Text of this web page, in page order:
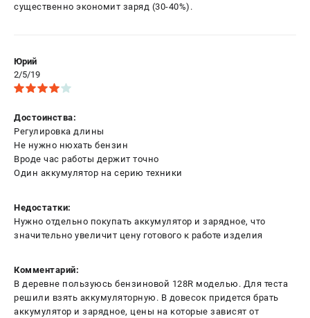
существенно экономит заряд (30-40%).
Юрий
2/5/19
Достоинства:
Регулировка длины
Не нужно нюхать бензин
Вроде час работы держит точно
Один аккумулятор на серию техники
Недостатки:
Нужно отдельно покупать аккумулятор и зарядное, что
значительно увеличит цену готового к работе изделия
Комментарий:
В деревне пользуюсь бензиновой 128R моделью. Для теста
решили взять аккумуляторную. В довесок придется брать
аккумулятор и зарядное, цены на которые зависят от